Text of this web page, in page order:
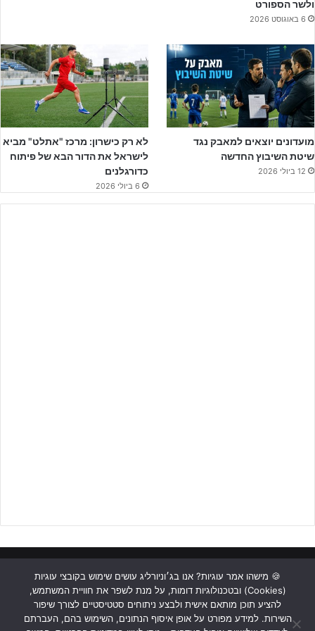
ולשר הספורט
6 באוגוסט 2026
מועדונים יוצאים למאבק נגד
שיטת השיבוץ החדשה
12 ביולי 2026
לא רק כישרון: מרכז "אתלט" מביא
לישראל את הדור הבא של פיתוח
כדורגלנים
6 ביולי 2026
ראשי כתבות תכנים מקצועיים תנאי שימוש
מדיניות אבטחה
כתבו לנו
🍪 מישהו אמר עוגיות? אנו בג׳וניורליג עושים שימוש בקובצי עוגיות
(Cookies) ובטכנולוגיות דומות, על מנת לשפר את חוויית המשתמש,
להציע תוכן מותאם אישית ולבצע ניתוחים סטטיסטיים לצורך שיפור
השירות. למידע מפורט על אופן איסוף הנתונים, השימוש בהם, העברתם